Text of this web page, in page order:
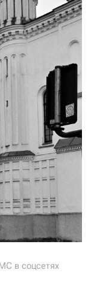
в соцсетях